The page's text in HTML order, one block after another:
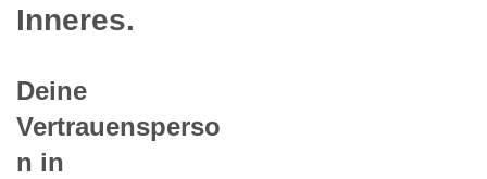
Inneres.
Deine
Vertrauensperso
n in